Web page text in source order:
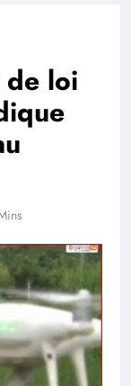
loi